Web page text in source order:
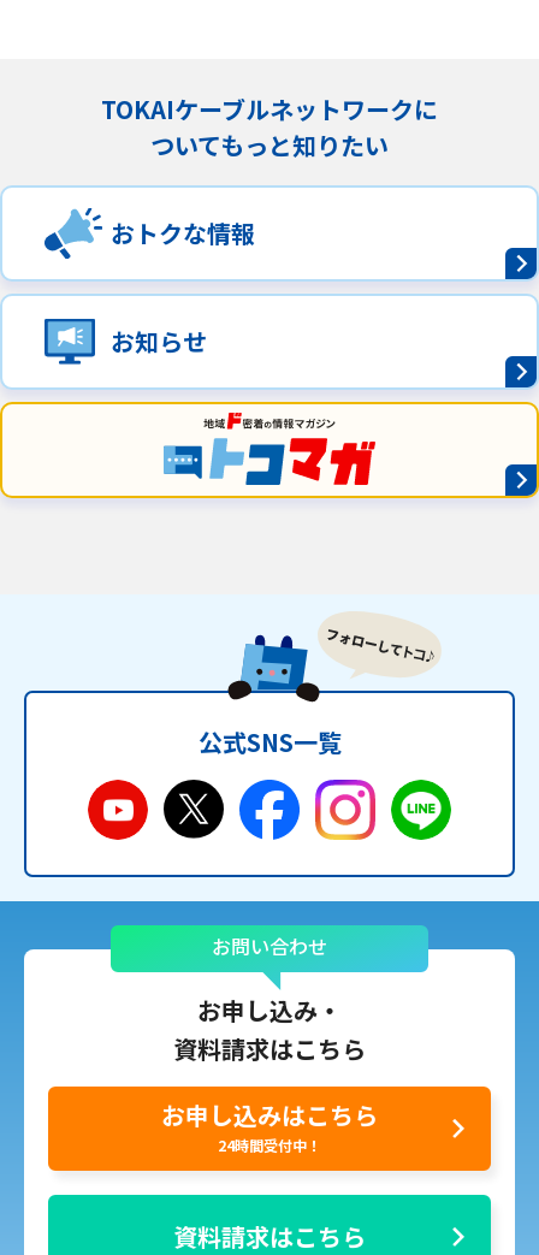
TOKAIケーブルネットワークに
ついてもっと知りたい
おトクな情報
お知らせ
公式SNS一覧
お問い合わせ
お申し込み・
資料請求はこちら
お申し込みはこちら
24時間受付中！
資料請求はこちら